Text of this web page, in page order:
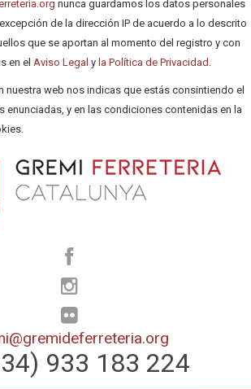
nunca guardamos los datos personales
de la dirección IP de acuerdo a lo descrito
que se aportan al momento del registro y con
en el Aviso Legal y la Política de Privacidad .
nuestra web nos indicas que estás consintiendo el
enunciadas, y en las condiciones contenidas en la
933 183 224